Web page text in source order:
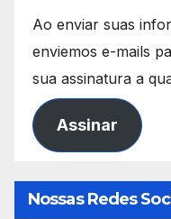
Ao enviar suas
enviemos e-mails
sua assinatura a
Assinar
Nossas Redes